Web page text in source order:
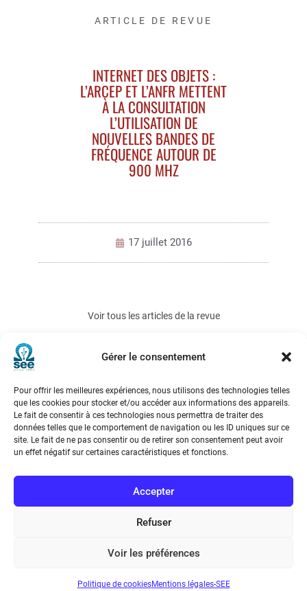
Gérer le consentement
Pour offrir les meilleures expériences, nous utilisons des technologies telles
que les cookies pour stocker et/ou accéder aux informations des appareils.
Le fait de consentir à ces technologies nous permettra de traiter des
données telles que le comportement de navigation ou les ID uniques sur ce
site. Le fait de ne pas consentir ou de retirer son consentement peut avoir
un effet négatif sur certaines caractéristiques et fonctions.
Accepter
Refuser
Voir les préférences
Politique de cookiesMentions légales-SEE
ARTICLE DE REVUE
INTERNET DES OBJETS :
L’ARCEP ET L’ANFR METTENT
À LA CONSULTATION
L’UTILISATION DE
NOUVELLES BANDES DE
FRÉQUENCE AUTOUR DE
900 MHZ
17 juillet 2016
Voir tous les articles de la revue
REE 2016-3
de l’Information et de la Communication
75116 Paris
Métro : « Boissière » Ligne 6 et « Iéna » Ligne 9
Téléphone : (+33) 1 56 90 37 17